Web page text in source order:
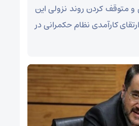
و متوقف کردن روند نزولی این
کارآمدی نظام حکمرانی در